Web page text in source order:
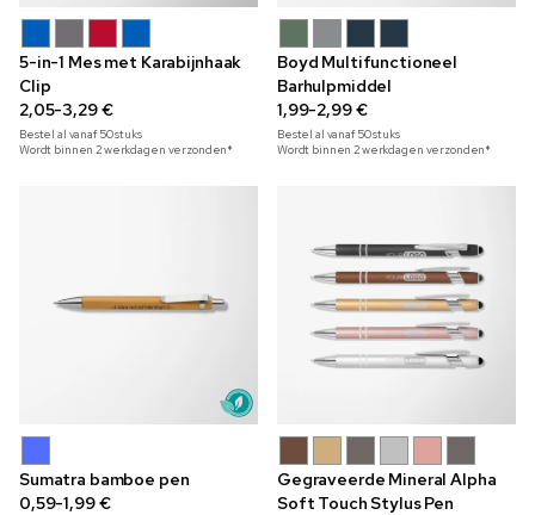
5-in-1 Mes met Karabijnhaak
Clip
2,05-3,29 €
Bestel al vanaf50stuks
Wordt binnen 2 werkdagen verzonden*
Boyd Multifunctioneel
Barhulpmiddel
1,99-2,99 €
Bestel al vanaf50stuks
Wordt binnen 2 werkdagen verzonden*
Sumatra bamboe pen
0,59-1,99 €
Gegraveerde Mineral Alpha
Soft Touch Stylus Pen